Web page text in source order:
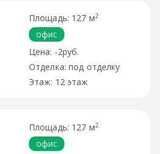
127 м2
офис
-2руб.
под отделку
12 этаж
127 м2
офис